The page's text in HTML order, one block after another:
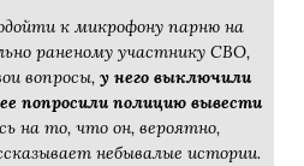
к микрофону парню на
раненому участнику СВО,
вопросы, у него выключили
попросили полицию вывести
на то, что он, вероятно,
небывалые истории.